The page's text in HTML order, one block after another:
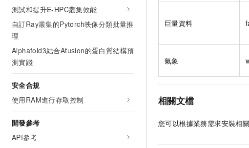
測試和提升E-HPC叢集效能
自訂Ray叢集的Pytorch映像分類批量推
理
Alphafold3結合Afusion的蛋白質結構預
測實踐
安全合規
使用RAM進行存取控制
開發參考
API參考
巨量資料
氣象
相關文檔
您可以根據業務需求安裝相